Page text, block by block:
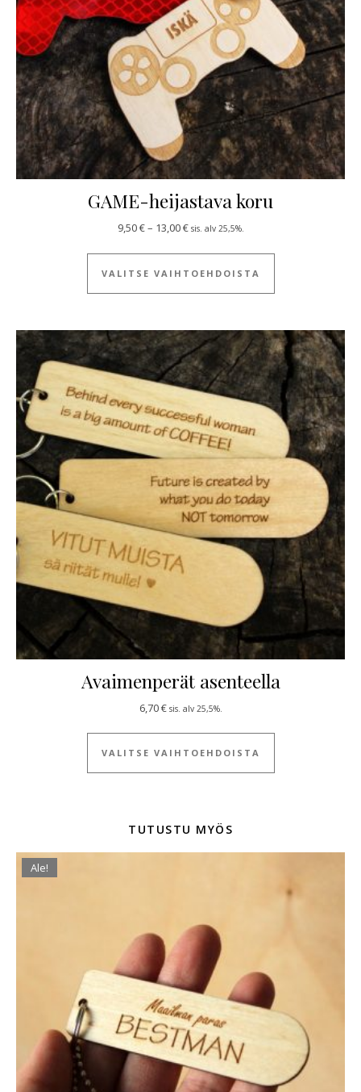
GAME-heijastava koru
9,50€– 13,00€Hintaluokka: 9,50 € - 13,00 €
sis. alv 25,5%.
VALITSE VAIHTOEHDOISTA
Tällä tuotteella
Avaimenperät asenteella
6,70€ sis. alv 25,5%.
VALITSE VAIHTOEHDOISTA
Tällä tuotteella
TUTUSTU MYÖS
Ale!